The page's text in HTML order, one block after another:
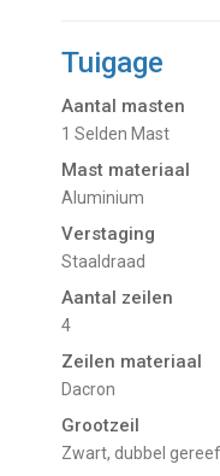
Tuigage
Aantal masten
1 Selden Mast
Mast materiaal
Aluminium
Verstaging
Staaldraad
Aantal zeilen
4
Zeilen materiaal
Dacron
Grootzeil
Zwart, dubbel